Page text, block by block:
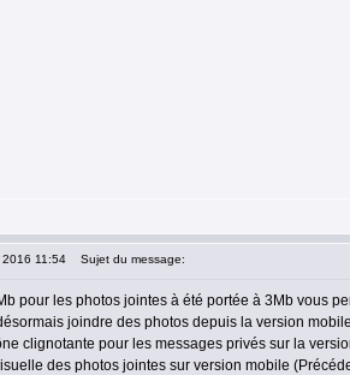
11:54 Sujet du message:
pour les photos jointes à été portée à 3Mb vous
joindre des photos depuis la version
clignotante pour les messages privés sur la
des photos jointes sur version mobile